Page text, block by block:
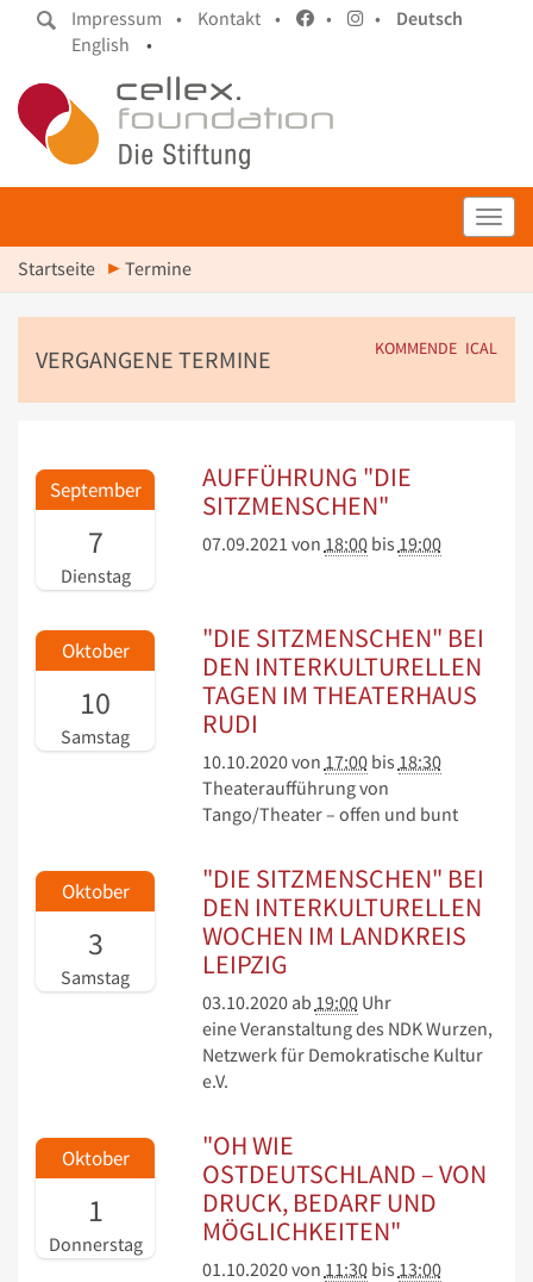
Impressum • Kontakt • • •
Deutsch
English
•
Startseite Termine
VERGANGENE TERMINE KOMMENDE ICAL
September
7
Dienstag
AUFFÜHRUNG "DIE
SITZMENSCHEN"
07.09.2021 von 18:00bis 19:00
Oktober
10
Samstag
"DIE SITZMENSCHEN" BEI
DEN INTERKULTURELLEN
TAGEN IM THEATERHAUS
RUDI
10.10.2020von 17:00bis 18:30
Theateraufführung von
Tango/Theater – offen und bunt
Oktober
3
Samstag
"DIE SITZMENSCHEN" BEI
DEN INTERKULTURELLEN
WOCHEN IM LANDKREIS
LEIPZIG
03.10.2020ab 19:00Uhr
eine Veranstaltung des NDK Wurzen,
Netzwerk für Demokratische Kultur
e.V.
Oktober
1
Donnerstag
"OH WIE
OSTDEUTSCHLAND – VON
DRUCK, BEDARF UND
MÖGLICHKEITEN"
01.10.2020von 11:30bis 13:00